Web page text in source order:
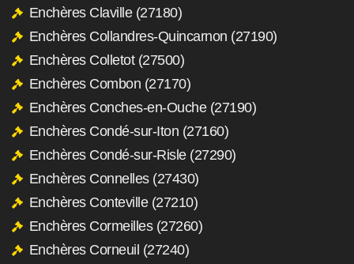
Enchères Claville (27180)
Enchères Collandres-Quincarnon (27190)
Enchères Colletot (27500)
Enchères Combon (27170)
Enchères Conches-en-Ouche (27190)
Enchères Condé-sur-Iton (27160)
Enchères Condé-sur-Risle (27290)
Enchères Connelles (27430)
Enchères Conteville (27210)
Enchères Cormeilles (27260)
Enchères Corneuil (27240)